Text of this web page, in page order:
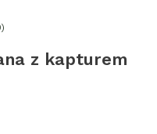
z kapturem